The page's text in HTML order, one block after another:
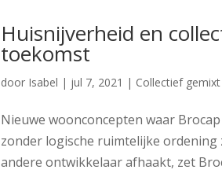
Huisnijverheid en
toekomst
door Isabel | jul 7, 2021 | Collectief
Nieuwe woonconcepten waar
zonder logische ruimtelijke ordening
andere ontwikkelaar afhaakt, zet